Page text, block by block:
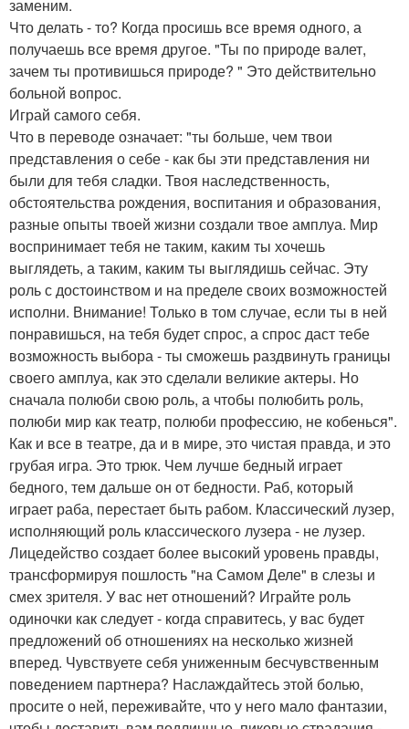
заменим.
Что делать - то? Когда просишь все время одного, а
получаешь все время другое. "Ты по природе валет,
зачем ты противишься природе? " Это действительно
больной вопрос.
Играй самого себя.
Что в переводе означает: "ты больше, чем твои
представления о себе - как бы эти представления ни
были для тебя сладки. Твоя наследственность,
обстоятельства рождения, воспитания и образования,
разные опыты твоей жизни создали твое амплуа. Мир
воспринимает тебя не таким, каким ты хочешь
выглядеть, а таким, каким ты выглядишь сейчас. Эту
роль с достоинством и на пределе своих возможностей
исполни. Внимание! Только в том случае, если ты в ней
понравишься, на тебя будет спрос, а спрос даст тебе
возможность выбора - ты сможешь раздвинуть границы
своего амплуа, как это сделали великие актеры. Но
сначала полюби свою роль, а чтобы полюбить роль,
полюби мир как театр, полюби профессию, не кобенься".
Как и все в театре, да и в мире, это чистая правда, и это
грубая игра. Это трюк. Чем лучше бедный играет
бедного, тем дальше он от бедности. Раб, который
играет раба, перестает быть рабом. Классический лузер,
исполняющий роль классического лузера - не лузер.
Лицедейство создает более высокий уровень правды,
трансформируя пошлость "на Самом Деле" в слезы и
смех зрителя. У вас нет отношений? Играйте роль
одиночки как следует - когда справитесь, у вас будет
предложений об отношениях на несколько жизней
вперед. Чувствуете себя униженным бесчувственным
поведением партнера? Наслаждайтесь этой болью,
просите о ней, переживайте, что у него мало фантазии,